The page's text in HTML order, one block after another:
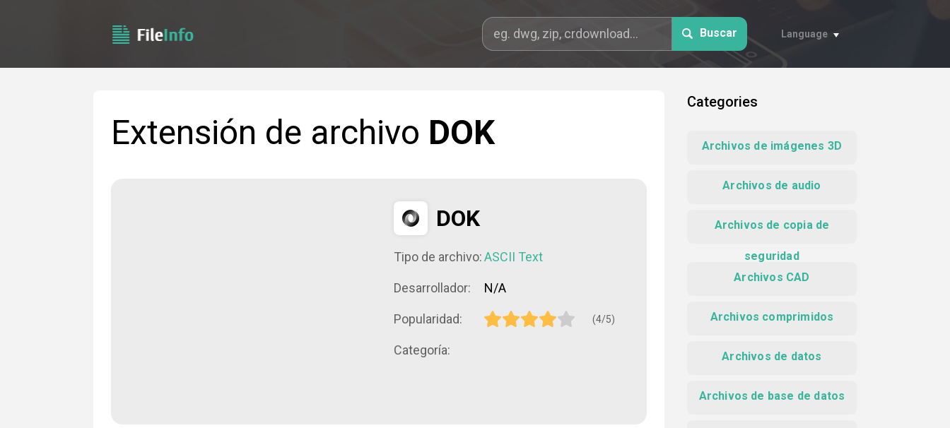
Buscar Language
Extensión de archivo DOK
DOK
Tipo de archivo:ASCII Text
Desarrollador: N/A
Popularidad: (4/5)
Categoría:
Categories
Archivos de imágenes 3D
Archivos de audio
Archivos de copia de
seguridad
Archivos CAD
Archivos comprimidos
Archivos de datos
Archivos de base de datos